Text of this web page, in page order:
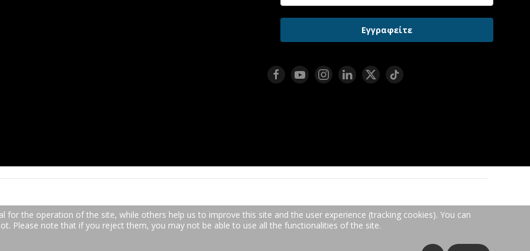
Εγγραφείτε
for the operation of the site, while others help us to improve this site and the user experience (tracking cookies). You can
Please note that if you reject them, you may not be able to use all the functionalities of the site.